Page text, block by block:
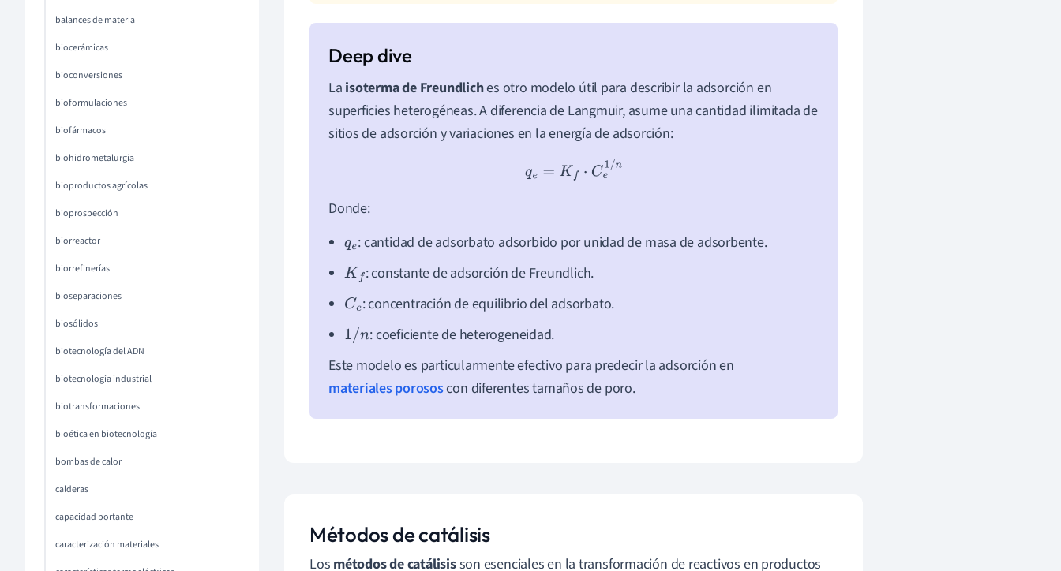
balances de materia
biocerámicas
bioconversiones
bioformulaciones
biofármacos
biohidrometalurgia
bioproductos agrícolas
bioprospección
biorreactor
biorrefinerías
bioseparaciones
biosólidos
biotecnología del ADN
biotecnología industrial
biotransformaciones
bioética en biotecnología
bombas de calor
calderas
capacidad portante
caracterización materiales
La isoterma de Freundliches otro modelo útil para describir la adsorción en
superficies heterogéneas. A diferencia de Langmuir, asume una cantidad ilimitada de
sitios de adsorción y variaciones en la energía de adsorción:
qe= Kf⋅C e 1/n
Donde:
q
e
: cantidad de adsorbato adsorbido por unidad de masa de adsorbente.
Kf : constante de adsorción de Freundlich.
Ce : concentración de equilibrio del adsorbato.
1/n : coeficiente de heterogeneidad.
Este modelo es particularmente efectivo para predecir la adsorción en
materiales porososcon diferentes tamaños de poro.
Métodos de catálisis
Los métodos de catálisisson esenciales en la transformación de reactivos en productos